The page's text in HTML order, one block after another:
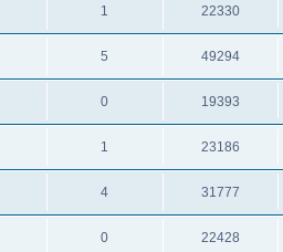
1 22330
5 49294
0 19393
1 23186
4 31777
0 22428